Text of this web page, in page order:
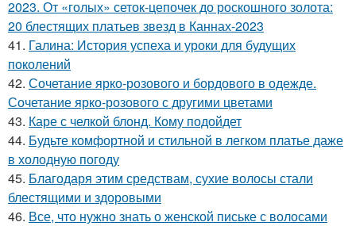
2023. От «голых» сеток-цепочек до роскошного золота:
20 блестящих платьев звезд в Каннах-2023
41. Галина: История успеха и уроки для будущих
поколений
42. Сочетание ярко-розового и бордового в одежде.
Сочетание ярко-розового с другими цветами
43. Каре с челкой блонд. Кому подойдет
44. Будьте комфортной и стильной в легком платье даже
в холодную погоду
45. Благодаря этим средствам, сухие волосы стали
блестящими и здоровыми
46. Все, что нужно знать о женской письке с волосами